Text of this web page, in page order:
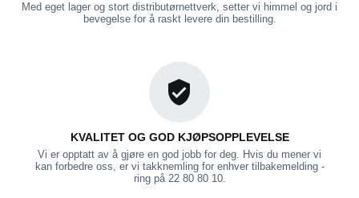
Med eget lager og stort distributørnettverk, setter vi himmel og jord i
bevegelse for å raskt levere din bestilling.
KVALITET OG GOD KJØPSOPPLEVELSE
Vi er opptatt av å gjøre en god jobb for deg. Hvis du mener vi
kan forbedre oss, er vi takknemling for enhver tilbakemelding -
ring på 22 80 80 10.